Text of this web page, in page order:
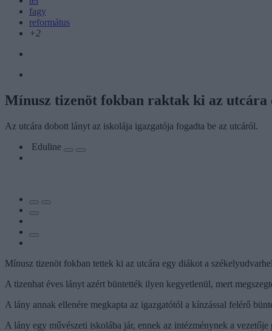
fagy
református
+2
Mínusz tizenöt fokban raktak ki az utcára
Az utcára dobott lányt az iskolája igazgatója fogadta be az utcáról.
Eduline
Mínusz tizenöt fokban tettek ki az utcára egy diákot a
A tizenhat éves lányt azért büntették ilyen kegyetlenül, mert
A lány annak ellenére megkapta az igazgatótól a kínzással felérő
A lány egy művészeti iskolába jár, ennek az intézménynek a